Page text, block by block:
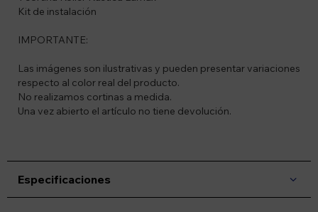
Kit de instalación
IMPORTANTE:
Las imágenes son ilustrativas y pueden presentar variaciones
respecto al color real del producto.
No realizamos cortinas a medida.
Una vez abierto el artículo no tiene devolución.
Especificaciones